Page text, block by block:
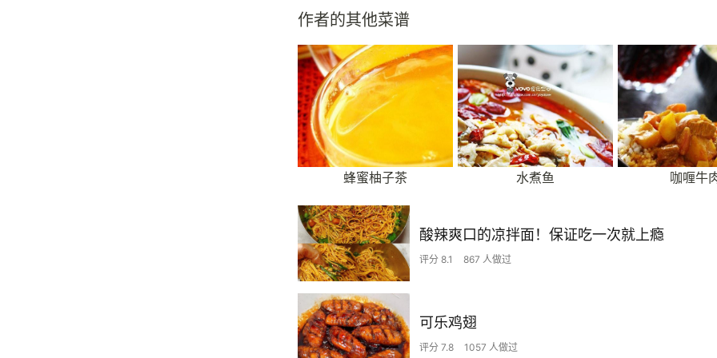
作者的其他菜谱
蜂蜜柚子茶 水煮鱼 咖喱牛
酸辣爽口的凉拌面！保证吃一次就上瘾
评分 8.1 867 人做过
可乐鸡翅
评分 7.8 1057 人做过